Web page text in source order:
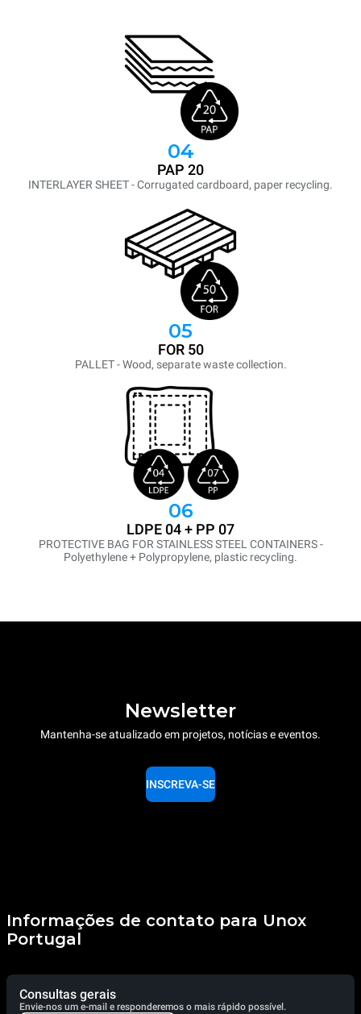
04
PAP 20
INTERLAYER SHEET - Corrugated cardboard, paper recycling.
05
FOR 50
PALLET - Wood, separate waste collection.
06
LDPE 04 + PP 07
PROTECTIVE BAG FOR STAINLESS STEEL CONTAINERS -
Polyethylene + Polypropylene, plastic recycling.
Newsletter
Mantenha-se atualizado em projetos, notícias e eventos.
INSCREVA-SE
Informações de contato para Unox
Portugal
Consultas gerais
Envie-nos um e-mail e responderemos o mais rápido possível.